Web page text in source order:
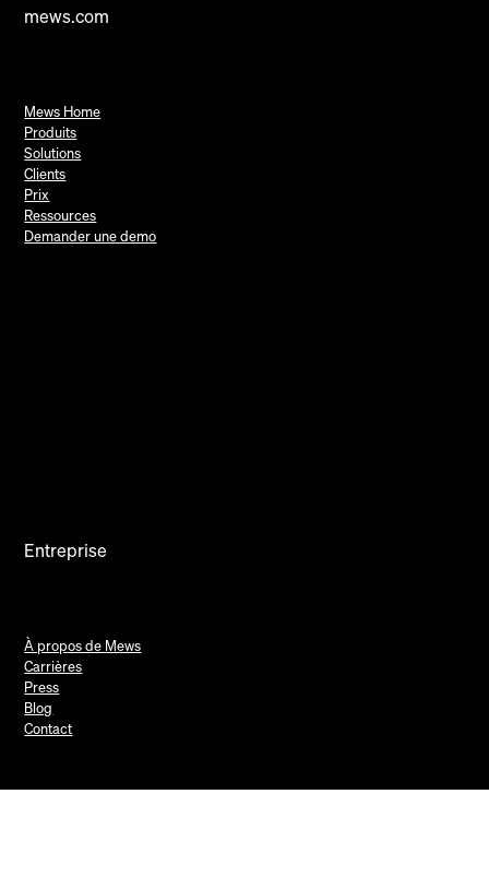
mews.com
Mews Home
Produits
Solutions
Clients
Prix
Ressources
Demander une demo
Entreprise
À propos de Mews
Carrières
Press
Blog
Contact